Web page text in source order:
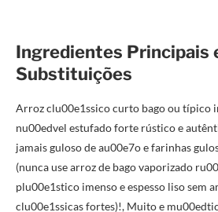
Ingredientes Principais
Substituições
Arroz clu00e1ssico curto bago ou típico
nu00edvel estufado forte rústico e
jamais guloso de au00e7o e farinhas
(nunca use arroz de bago vaporizado
plu00e1stico imenso e espesso liso sem
clu00e1ssicas fortes)!, Muito e